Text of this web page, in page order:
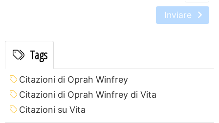
Inviare
Tags
Citazioni di Oprah Winfrey
Citazioni di Oprah Winfrey di Vita
Citazioni su Vita